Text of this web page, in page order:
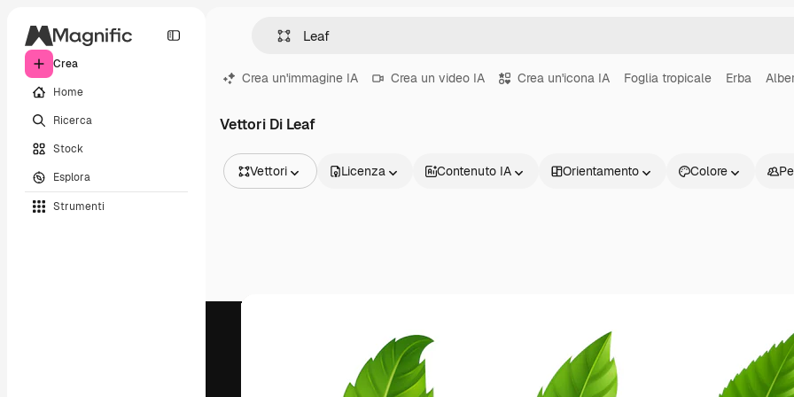
Crea
Home
Ricerca
Stock
Esplora
Strumenti
Crea un'immagine IA Crea un video IA Crea un'icona IA Foglia tropicale Erba
Vettori Di Leaf
Vettori
Video
Licenza Contenuto IA Orientamento Colore
Prodotti Inizia